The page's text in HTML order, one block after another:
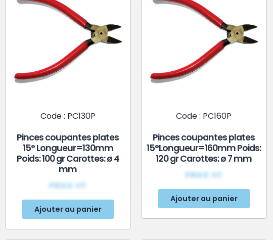
Code : PC130P
Pinces coupantes plates
15° Longueur=130mm
Poids: 100 gr Carottes: ø 4
mm
PRIX€ HT
Ajouter au panier
Code : PC160P
Pinces coupantes plates
15°Longueur=160mm Poids:
120 gr Carottes: ø 7 mm
PRIX€ HT
Ajouter au panier